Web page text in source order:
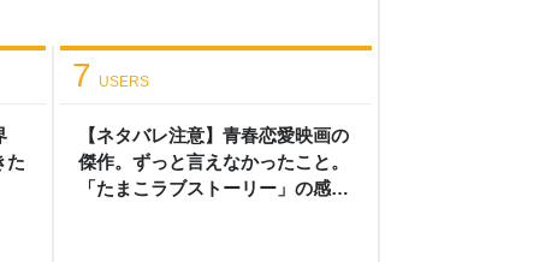
た
【ネタバレ注意】青春恋愛映画の
傑作。ずっと言えなかったこと。
「たまこラブストーリー」の感
7 USERS